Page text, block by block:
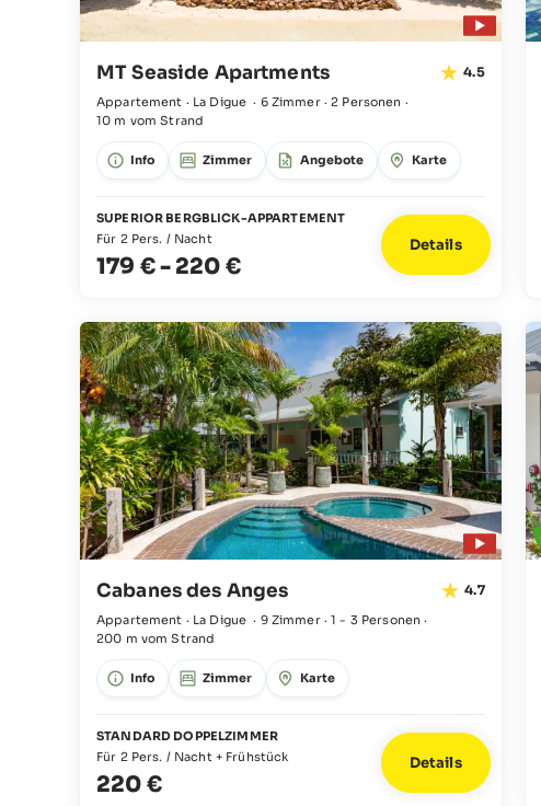
MT Seaside Apartments 4.5
Appartement · La Digue · 6 Zimmer·2 Personen ·
10 m vom Strand
Info Zimmer Angebote Karte
SUPERIOR BERGBLICK-APPARTEMENT
Für 2 Pers. / Nacht
179 €- 220 €
Details
Cabanes des Anges 4.7
Appartement · La Digue · 9 Zimmer·1 - 3 Personen ·
200 m vom Strand
Info Zimmer Karte
STANDARD DOPPELZIMMER
Für 2 Pers. / Nacht + Frühstück
220 €
Details